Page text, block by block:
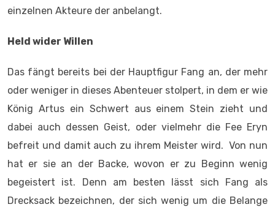
einzelnen Akteure der anbelangt.
Held wider Willen
Das fängt bereits bei der Hauptfigur Fang an, der mehr
oder weniger in dieses Abenteuer stolpert, in dem er wie
König Artus ein Schwert aus einem Stein zieht und
dabei auch dessen Geist, oder vielmehr die Fee Eryn
befreit und damit auch zu ihrem Meister wird. Von nun
hat er sie an der Backe, wovon er zu Beginn wenig
begeistert ist. Denn am besten lässt sich Fang als
Drecksack bezeichnen, der sich wenig um die Belange